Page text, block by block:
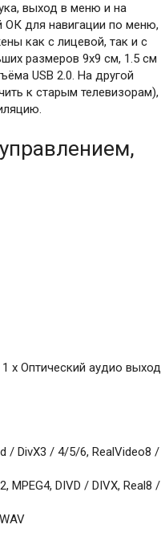
выход в меню и на
ОК для навигации по меню,
как с лицевой, так и с
размеров 9х9 см, 1.5 см
USB 2.0. На другой
к старым телевизорам),
х Оптический аудио выход
/ DivX3 / 4/5/6, RealVideo8 /
MPEG4, DIVD / DIVX, Real8 /